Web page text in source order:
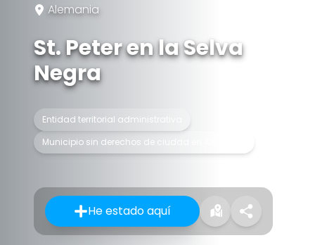
Alemania
St. Peter en la Selva
Negra
Entidad territorial administrativa
Municipio sin derechos de ciudad en Alemania
He estado aquí